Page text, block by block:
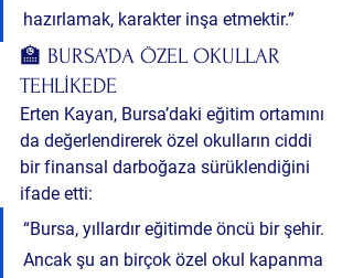
hazırlamak, karakter inşa etmektir.”
🏫 BURSA’DA ÖZEL OKULLAR
TEHLİKEDE
Erten Kayan, Bursa’daki eğitim ortamını
da değerlendirerek özel okulların ciddi
bir finansal darboğaza sürüklendiğini
ifade etti:
“Bursa, yıllardır eğitimde öncü bir şehir.
Ancak şu an birçok özel okul kapanma